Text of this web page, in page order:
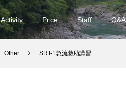
Activity Price Staff Q&A
Other SRT-1急流救助講習